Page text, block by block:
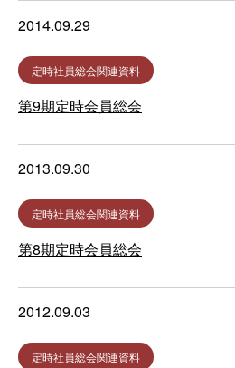
2014.09.29
定時社員総会関連資料
第9期定時会員総会
2013.09.30
定時社員総会関連資料
第8期定時会員総会
2012.09.03
定時社員総会関連資料